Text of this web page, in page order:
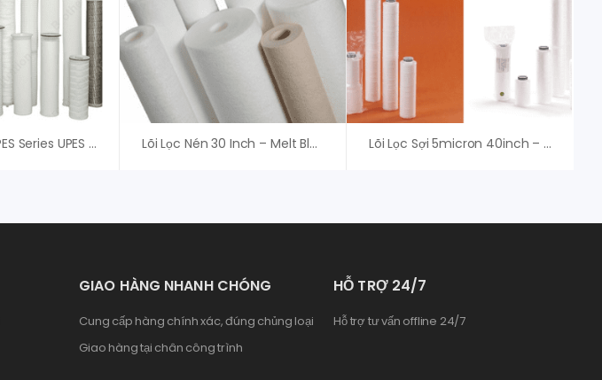
Lõi Lọc Màng PES Series UPES – Giá Tốt Cho Khách Hàng Lõi Lọc Nén 30 Inch – Melt Blown Filter Lõi Lọc Sợi 5micron 40inch – String Wound Filter Cartridges
GIAO HÀNG NHANH CHÓNG
Cung cấp hàng chính xác, đúng chủng loại
Giao hàng tại chân công trình
HỖ TRỢ 24/7
Hỗ trợ tư vấn offline 24/7